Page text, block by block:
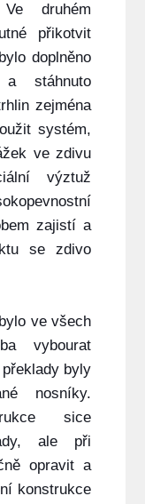
druhém
přikotvit
doplněno
a stáhnuto
zejména
systém,
ve zdivu
výztuž
zajistí a
se zdivo
ve všech
vybourat
byly
nosníky.
sice
ale při
opravit a
konstrukce